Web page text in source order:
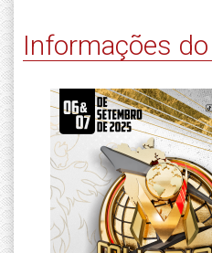
Informações